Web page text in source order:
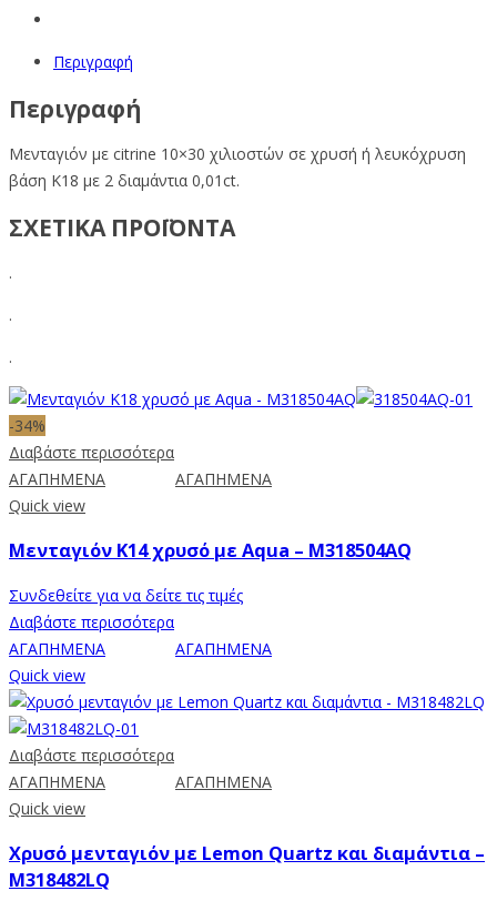
Περιγραφή
Περιγραφή
Μενταγιόν με citrine 10×30 χιλιοστών σε χρυσή ή λευκόχρυση
βάση Κ18 με 2 διαμάντια 0,01ct.
ΣΧΕΤΙΚΑ ΠΡΟΪΟΝΤΑ
.
.
.
-34%
Διαβάστε περισσότερα
ΑΓΑΠΗΜΕΝΑ
ΑΓΑΠΗΜΕΝΑ
Quick view
Μενταγιόν Κ14 χρυσό με Aqua – M318504AQ
Συνδεθείτε για να δείτε τις τιμές
Διαβάστε περισσότερα
ΑΓΑΠΗΜΕΝΑ
ΑΓΑΠΗΜΕΝΑ
Quick view
Διαβάστε περισσότερα
ΑΓΑΠΗΜΕΝΑ
ΑΓΑΠΗΜΕΝΑ
Quick view
Χρυσό μενταγιόν με Lemon Quartz και διαμάντια –
M318482LQ